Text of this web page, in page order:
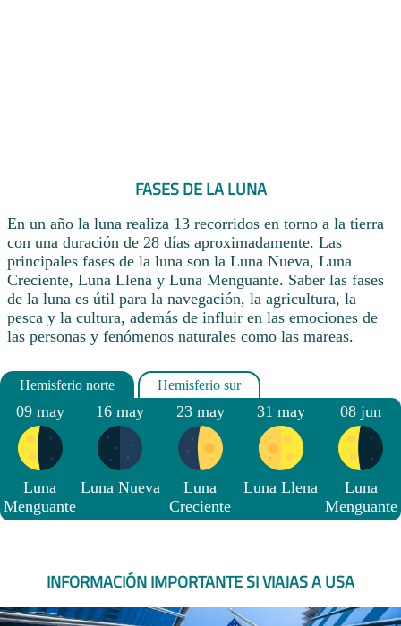
FASES DE LA LUNA
En un año la luna realiza 13 recorridos en torno a la tierra
con una duración de 28 días aproximadamente. Las
principales fases de la luna son la Luna Nueva, Luna
Creciente, Luna Llena y Luna Menguante. Saber las fases
de la luna es útil para la navegación, la agricultura, la
pesca y la cultura, además de influir en las emociones de
las personas y fenómenos naturales como las mareas.
09 may
Luna
Menguante
16 may
Luna Nueva
23 may
Luna
Creciente
31 may
Luna Llena
08 jun
Luna
Menguante
INFORMACIÓN IMPORTANTE SI VIAJAS A USA